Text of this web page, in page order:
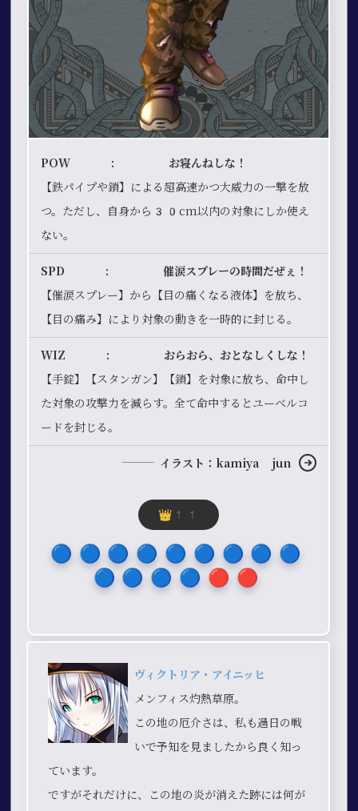
POW : お寝んねしな！
【鉄パイプや鎖】による超高速かつ大威力の一撃を放
つ。ただし、自身から30cm以内の対象にしか使え
ない。
SPD : 催涙スプレーの時間だぜぇ！
【催涙スプレー】から【目の痛くなる液体】を放ち、
【目の痛み】により対象の動きを一時的に封じる。
WIZ : おらおら、おとなしくしな！
【手錠】【スタンガン】【鎖】を対象に放ち、命中し
た対象の攻撃力を減らす。全て命中するとユーベルコ
ードを封じる。
イラスト：kamiya jun
👑11
🔵​🔵​🔵​🔵​🔵​🔵​🔵​🔵​🔵​
🔵​🔵​🔵​🔵​🔴​🔴​
ヴィクトリア・アイニッヒ
メンフィス灼熱草原。
この地の厄介さは、私も過日の戦
いで予知を見ましたから良く知っ
ています。
ですがそれだけに、この地の炎が消えた跡には何が